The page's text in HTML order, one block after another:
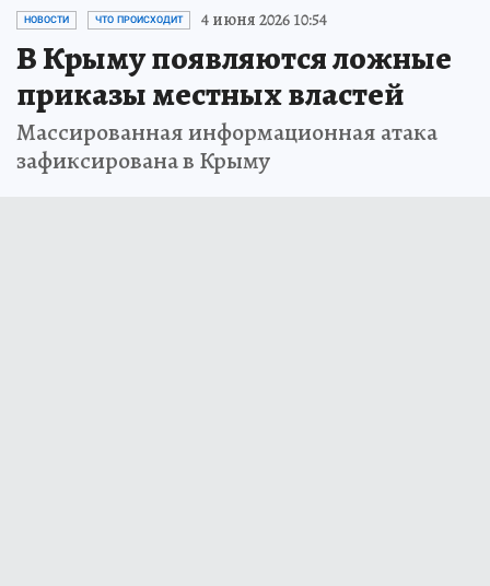
НОВОСТИ ЧТО ПРОИСХОДИТ 4 июня 2026 10:54
В Крыму появляются ложные
приказы местных властей
Массированная информационная атака
зафиксирована в Крыму